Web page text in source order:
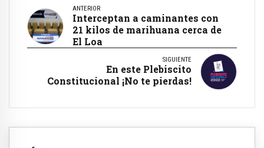
ANTERIOR
Interceptan a caminantes con
21 kilos de marihuana cerca de
El Loa
SIGUIENTE
En este Plebiscito
Constitucional ¡No te pierdas!